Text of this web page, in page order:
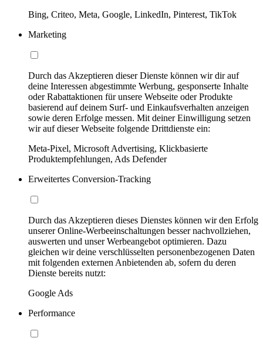
Bing, Criteo, Meta, Google, LinkedIn, Pinterest, TikTok
Marketing
Durch das Akzeptieren dieser Dienste können wir dir auf
deine Interessen abgestimmte Werbung, gesponserte Inhalte
oder Rabattaktionen für unsere Webseite oder Produkte
basierend auf deinem Surf- und Einkaufsverhalten anzeigen
sowie deren Erfolge messen. Mit deiner Einwilligung setzen
wir auf dieser Webseite folgende Drittdienste ein:
Meta-Pixel, Microsoft Advertising, Klickbasierte
Produktempfehlungen, Ads Defender
Erweitertes Conversion-Tracking
Durch das Akzeptieren dieses Dienstes können wir den Erfolg
unserer Online-Werbeeinschaltungen besser nachvollziehen,
auswerten und unser Werbeangebot optimieren. Dazu
gleichen wir deine verschlüsselten personenbezogenen Daten
mit folgenden externen Anbietenden ab, sofern du deren
Dienste bereits nutzt:
Google Ads
Performance